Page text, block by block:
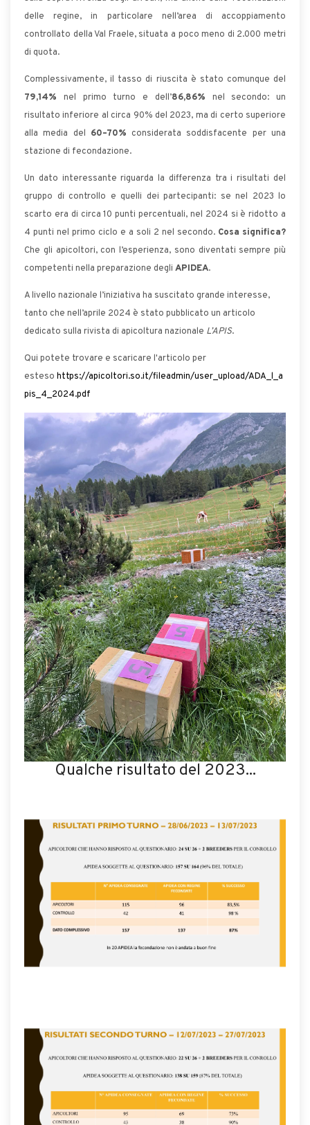
delle regine, in particolare nell’area di accoppiamento
controllato della Val Fraele, situata a poco meno di 2.000 metri
di quota.
Complessivamente, il tasso di riuscita è stato comunque del
79,14% nel primo turno e dell’86,86% nel secondo: un
risultato inferiore al circa 90% del 2023, ma di certo superiore
alla media del 60–70% considerata soddisfacente per una
stazione di fecondazione.
Un dato interessante riguarda la differenza tra i risultati del
gruppo di controllo e quelli dei partecipanti: se nel 2023 lo
scarto era di circa 10 punti percentuali, nel 2024 si è ridotto a
4 punti nel primo ciclo e a soli 2 nel secondo. Cosa significa?
Che gli apicoltori, con l’esperienza, sono diventati sempre più
competenti nella preparazione degli APIDEA.
A livello nazionale l’iniziativa ha suscitato grande interesse,
tanto che nell’aprile 2024 è stato pubblicato un articolo
dedicato sulla rivista di apicoltura nazionale L’APIS.
Qui potete trovare e scaricare l'articolo per
esteso https://apicoltori.so.it/fileadmin/user_upload/ADA_l_a
pis_4_2024.pdf
Qualche risultato del 2023...